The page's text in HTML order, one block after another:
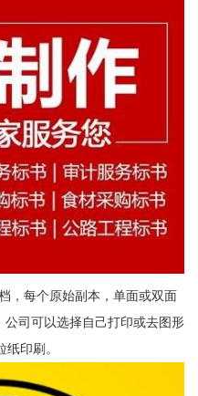
，每个原始副本，单面或双面
司可以选择自己打印或去图形
印刷。